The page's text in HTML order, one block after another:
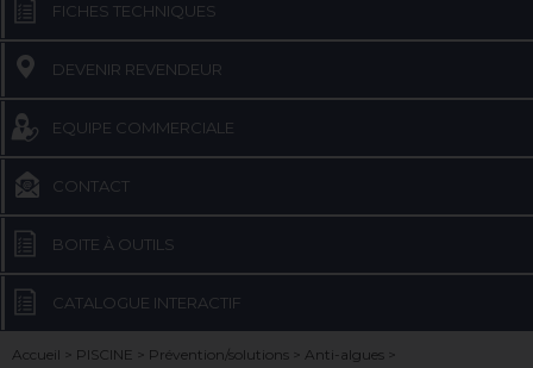
FICHES TECHNIQUES
DEVENIR REVENDEUR
EQUIPE COMMERCIALE
CONTACT
BOITE À OUTILS
CATALOGUE INTERACTIF
Accueil PISCINE Prévention/solutions Anti-algues